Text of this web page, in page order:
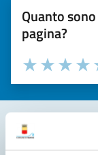
Quanto
pagina?
Valuta la
Seleziona il
Valuta
Valuta 2
Valuta 1 stelle